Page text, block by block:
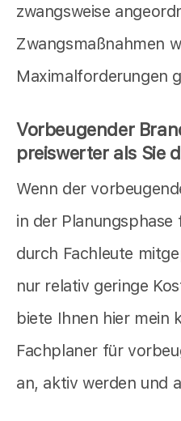
zwangsweise
Zwangsmaßnahmen
Maximalforderungen
Vorbeugender
preiswerter als Sie
Wenn der
in der
durch Fachleute
nur relativ geringe
biete Ihnen hier mein
Fachplaner für
an, aktiv werden und